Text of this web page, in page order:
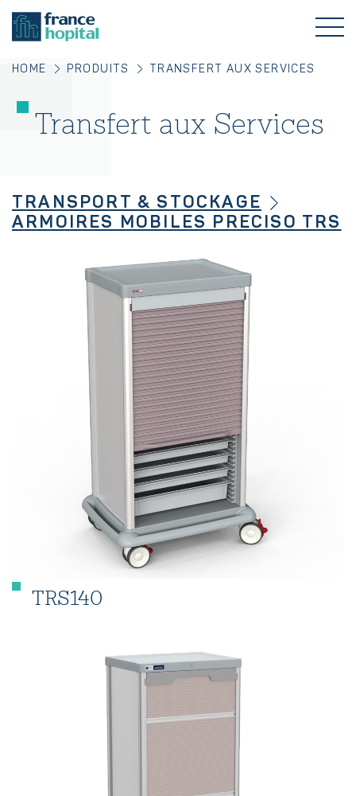
HOME PRODUITS TRANSFERT AUX SERVICES
Transfert aux Services
TRANSPORT & STOCKAGE
ARMOIRES MOBILES PRECISO TRS
TRS140